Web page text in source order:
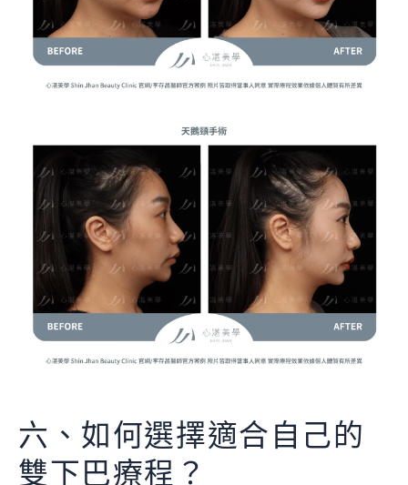
六、如何選擇適合自己的
雙下巴療程？